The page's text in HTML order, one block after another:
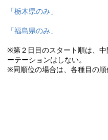
「栃木県のみ」
「福島県のみ」
※第２日目のスタート順は、
ーテーションはしない。
※同順位の場合は、各種目の順